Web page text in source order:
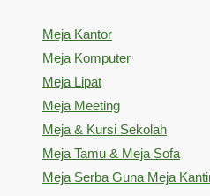
Meja Kantor
Meja Komputer
Meja Lipat
Meja Meeting
Meja & Kursi Sekolah
Meja Tamu & Meja Sofa
Meja Serba Guna Meja